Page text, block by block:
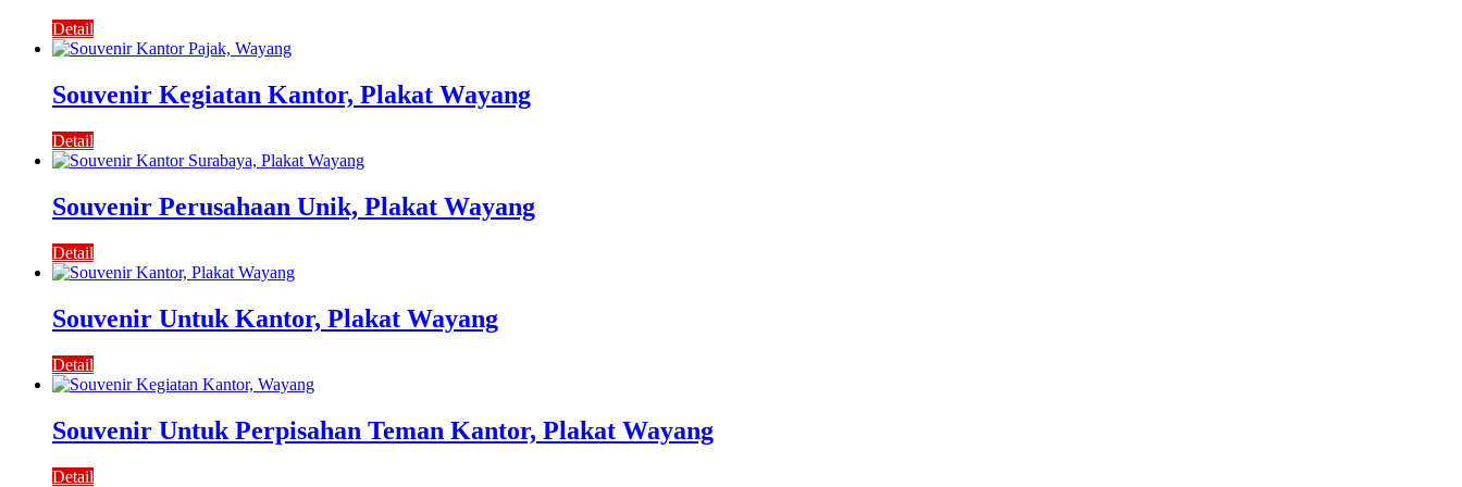
Detail
Souvenir Kegiatan Kantor, Plakat Wayang
Detail
Souvenir Perusahaan Unik, Plakat Wayang
Detail
Souvenir Untuk Kantor, Plakat Wayang
Detail
Souvenir Untuk Perpisahan Teman Kantor, Plakat Wayang
Detail